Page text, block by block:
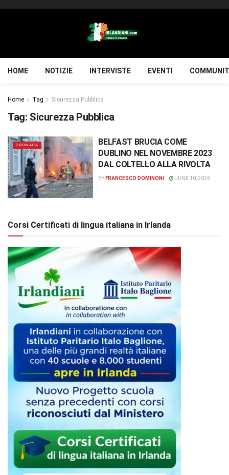
HOME NOTIZIE INTERVISTE EVENTI
Home Tag Sicurezza Pubblica
Tag: Sicurezza Pubblica
CRONACA
BELFAST BRUCIA COME
DUBLINO NEL NOVEMBRE 2023
DAL COLTELLO ALLA RIVOLTA
BY FRANCESCO DOMINONI JUNE 10, 2026
Corsi Certificati di lingua italiana in Irlanda